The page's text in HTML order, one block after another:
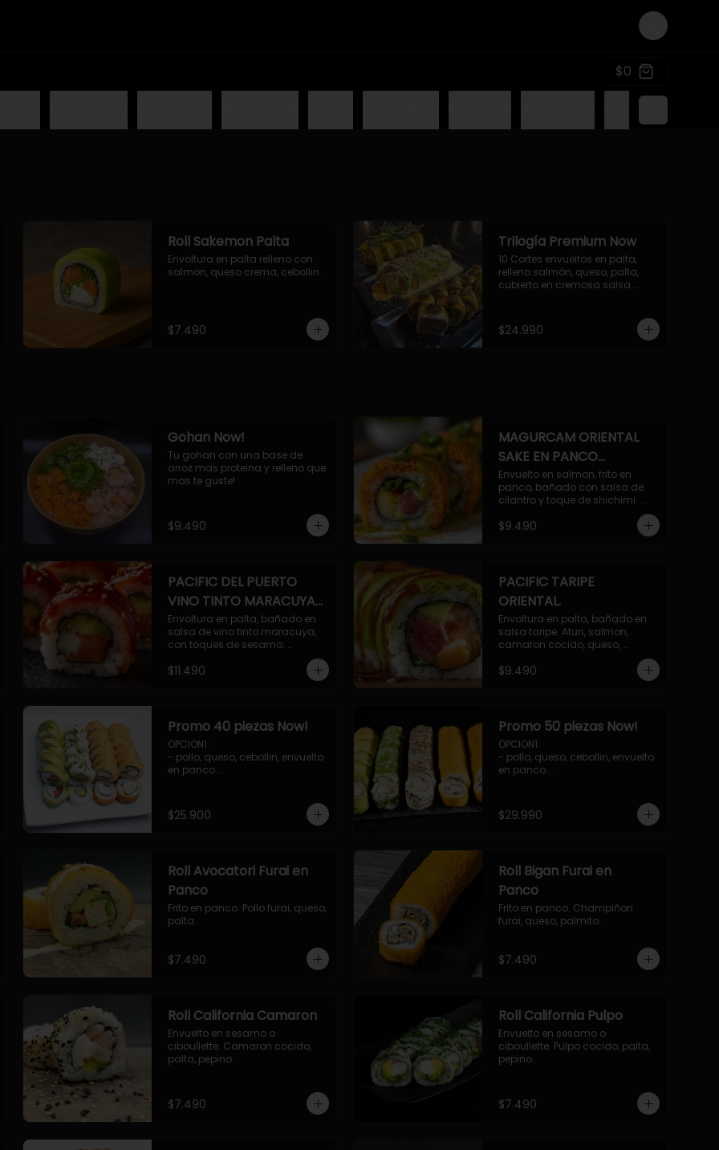
Login
$0
Roll Sakemon Palta
Envoltura en palta relleno con
salmon, queso crema, cebollin.
$7.490
Trilogía Premium Now
10 Cortes envueltos en palta,
relleno salmón, queso, palta,
cubierto en cremosa salsa
crema, relleno de pollo
apanado y palta, cubierto con
salmón.
$24.990
Gohan Now!
Tu gohan con una base de
arroz mas proteina y relleno que
mas te guste!
$9.490
MAGURCAM ORIENTAL
SAKE EN PANCO
ACILANTRADO.
Envuelto en salmon, frito en
panco, bañado con salsa de
cilantro y toque de shichimi.
Atun, camaron, queso, cebollin.
$9.490
PACIFIC DEL PUERTO
VINO TINTO MARACUYA
ORIENTAL.
Envoltura en palta, bañado en
salsa de vino tinto maracuya,
con toques de sesamo.
Camaron furai, salmon, queso,
pepino.
$11.490
PACIFIC TARIPE
ORIENTAL.
Envoltura en palta, bañado en
salsa taripe. Atun, salmon,
camaron cocido, queso,
$9.490
Promo 40 piezas Now!
OPCION1:
- pollo, queso, cebollin, envuelto
en panco.
- palmito, pepino, queso,
envuelto en palta.
- pollo, queso, cebollin, envuelto
en panco.
- camaron, queso, cebollin,
envuelto en palta.
- palmito, pepino, queso,
- salmon, queso, palta, envuelto
en queso.
$25.900
Promo 50 piezas Now!
OPCION1:
- pollo, queso, cebollin, envuelto
en panco.
- palmito, pepino, queso,
envuelto en palta.
OPCION2:
- pollo, queso, cebollin, envuelto
en panco.
- camaron, queso, cebollin,
envuelto en panco.
- salmon, queso, palta, envuelto
$29.990
Roll Avocatori Furai en
Panco
Frito en panco. Pollo furai, queso,
palta.
$7.490
Roll Bigan Furai en
Panco
Frito en panco. Champiñon
furai, queso, palmito.
$7.490
Roll California Camaron
Envuelto en sesamo o
ciboullette. Camaron cocido,
palta, pepino.
$7.490
Roll California Pulpo
Envuelto en sesamo o
ciboullette. Pulpo cocido, palta,
pepino.
$7.490